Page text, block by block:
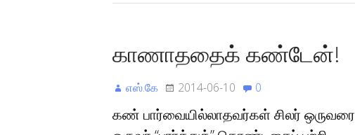
காணாததைக் கண்டேன்!
எஸ்.கே 2014-06-10 0
கண் பார்வையில்லாதவர்கள் சிலர் ஒருவரை